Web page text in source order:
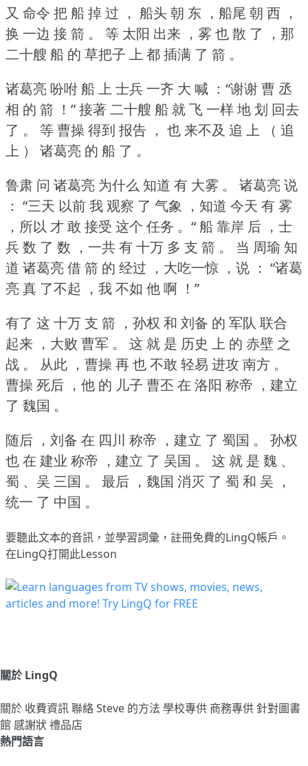
又 命令 把 船 掉 过 ， 船头 朝 东 ，船尾 朝 西 ，
换 一边 接 箭 。
等 太阳 出来 ，雾 也 散 了 ，那
二十艘 船 的 草把子 上 都 插满 了 箭 。
诸葛亮 吩咐 船 上 士兵 一齐 大 喊 ：“谢谢 曹 丞
相 的 箭 ！”接著 二十艘 船 就 飞 一样 地 划 回去
了 。
等 曹操 得到 报告 ， 也 来不及 追 上 （ 追
上 ） 诸葛亮 的 船 了 。
鲁肃 问 诸葛亮 为什么 知道 有 大雾 。
诸葛亮 说
： “三天 以前 我 观察 了 气象 ，知道 今天 有 雾
，所以 才 敢 接受 这个 任务 。“ 船 靠岸 后 ，士
兵 数 了 数 ，一共 有 十万 多 支 箭 。
当 周瑜 知
道 诸葛亮 借 箭 的 经过 ，大吃一惊 ，说 ： “诸葛
亮 真 了不起 ，我 不如 他 啊 ！”
有了 这 十万 支 箭 ，孙权 和 刘备 的 军队 联合
起来 ，大败 曹军 。
这 就 是 历史 上 的 赤壁 之
战 。
从此 ，曹操 再 也 不敢 轻易 进攻 南方 。
曹操 死后 ，他 的 儿子 曹丕 在 洛阳 称帝 ，建立
了 魏国 。
随后 ，刘备 在 四川 称帝 ，建立 了 蜀国 。
孙权
也 在 建业 称帝 ，建立 了 吴国 。
这 就 是 魏 、
蜀 、吴 三国 。
最后 ，魏国 消灭 了 蜀 和 吴 ，
统一 了 中国 。
要聽此文本的音訊，並學習詞彙， 註冊免費的LingQ帳戶。
在LingQ打開此Lesson
關於 LingQ
關於 收費資訊聯絡Steve 的方法 學校專供 商務專供 針對圖書
館 感謝狀禮品店
熱門語言